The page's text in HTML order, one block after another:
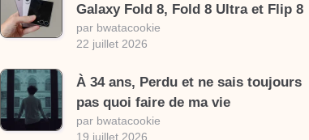
Galaxy Fold 8, Fold 8 Ultra et Flip 8
par bwatacookie
22 juillet 2026
À 34 ans, Perdu et ne sais toujours
pas quoi faire de ma vie
par bwatacookie
19 juillet 2026